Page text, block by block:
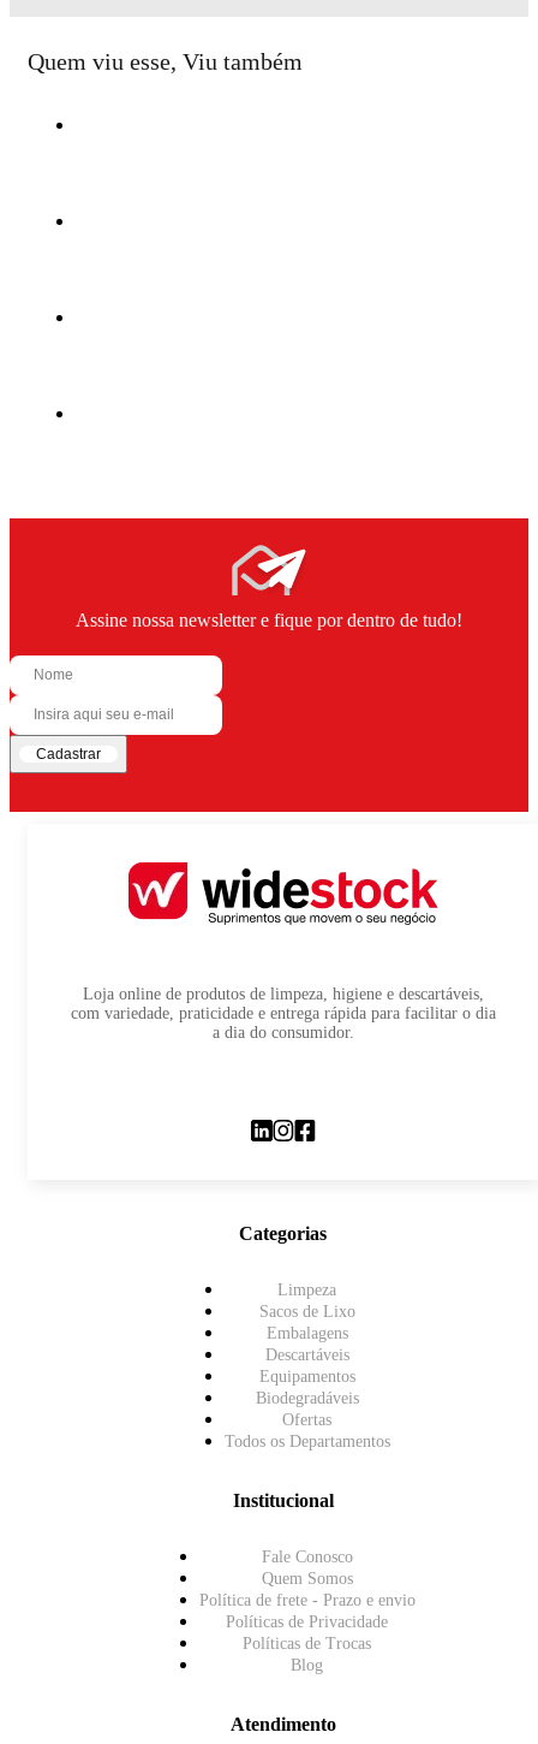
Quem viu esse, Viu também
Assine nossa newsletter e fique por dentro de tudo!
Cadastrar
Loja online de produtos de limpeza, higiene e descartáveis,
com variedade, praticidade e entrega rápida para facilitar o dia
a dia do consumidor.
Categorias
Limpeza
Sacos de Lixo
Embalagens
Descartáveis
Equipamentos
Biodegradáveis
Ofertas
Todos os Departamentos
Institucional
Fale Conosco
Quem Somos
Política de frete - Prazo e envio
Políticas de Privacidade
Políticas de Trocas
Blog
Atendimento